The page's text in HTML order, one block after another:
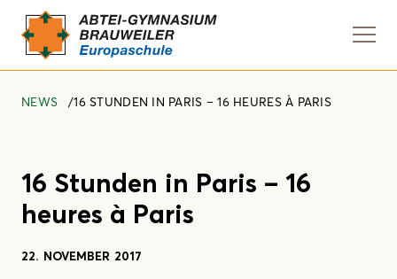
NEWS 16 STUNDEN IN PARIS – 16 HEURES À PARIS
16 Stunden in Paris – 16
heures à Paris
22. NOVEMBER 2017